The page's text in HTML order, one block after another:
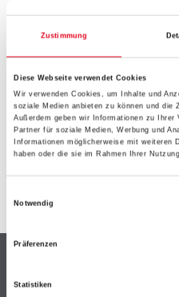
Zustimmung
Diese Webseite verwendet Cookies
Wir verwenden Cookies, um Inhalte und
soziale Medien anbieten zu können und die
Außerdem geben wir Informationen zu Ihrer
Partner für soziale Medien, Werbung und
Informationen möglicherweise mit weiteren
haben oder die sie im Rahmen Ihrer
Notwendig
Präferenzen
Statistiken
EIN KLEINER
IST
Keine Sorge, wir
werden das Problem so
Erkunden Sie in der
und lassen
Farbe